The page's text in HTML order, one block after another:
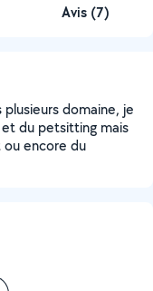
Avis (7)
plusieurs domaine, je
du petsitting mais
encore du